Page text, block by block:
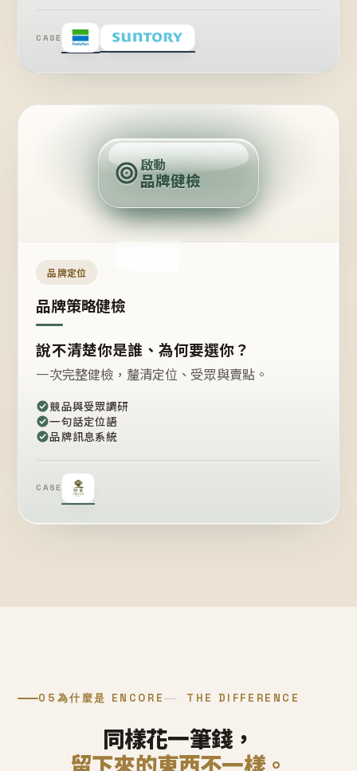
CASE
定
位
點
啟動
品牌健檢
品牌定位
品牌策略健檢
說不清楚你是誰、為何要選你？
一次完整健檢，釐清定位、受眾與賣點。
競品與受眾調研
一句話定位語
品牌訊息系統
CASE
05 為什麼是 ENCORE THE DIFFERENCE
同樣花一筆錢，
留下來的東西不一樣。